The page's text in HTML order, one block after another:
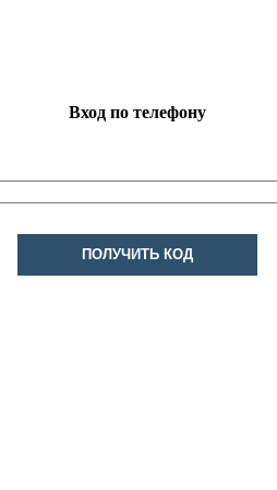
Вход по телефону
ПОЛУЧИТЬ КОД